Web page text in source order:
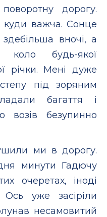
дорогу.
куди важча. Сонце
вночі, а
коло будь-якої
річки. Мені дуже
під зоряним
багаття і
возів безупинно
ми в дорогу.
минути Гадючу
очеретах, іноді
Ось уже засіріли
несамовитий